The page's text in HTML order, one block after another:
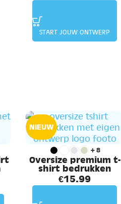
START JOUW ONTWERP
NIEUW
+8
Oversize premium t-
shirt bedrukken
€15.99